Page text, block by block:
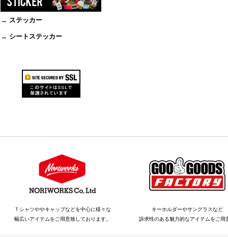
→ ステッカー
→ シートステッカー
Ｔシャツややキャップなどを中心に様々な
幅広いアイテムをご用意致しております。
キーホルダーやサングラスなど
訴求性のある魅力的なアイテムをご用